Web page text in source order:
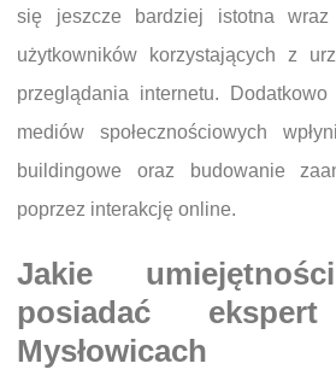
się jeszcze bardziej istotna
użytkowników korzystających z
przeglądania internetu.
mediów społecznościowych
buildingowe oraz budowanie
poprzez interakcję online.
Jakie
posiadać
Mysłowicach